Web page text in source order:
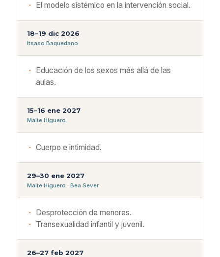
El modelo sistémico en la intervención social.
18–19 dic 2026
Itsaso Baquedano
Educación de los sexos más allá de las
aulas.
15–16 ene 2027
Maite Higuero
Cuerpo e intimidad.
29–30 ene 2027
Maite Higuero · Bea Sever
Desprotección de menores.
Transexualidad infantil y juvenil.
26–27 feb 2027